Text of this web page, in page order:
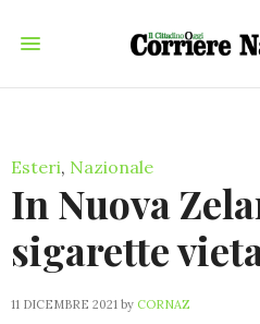
Esteri, Nazionale
In Nuova
sigarette
11 DICEMBRE 2021 by CORNAZ